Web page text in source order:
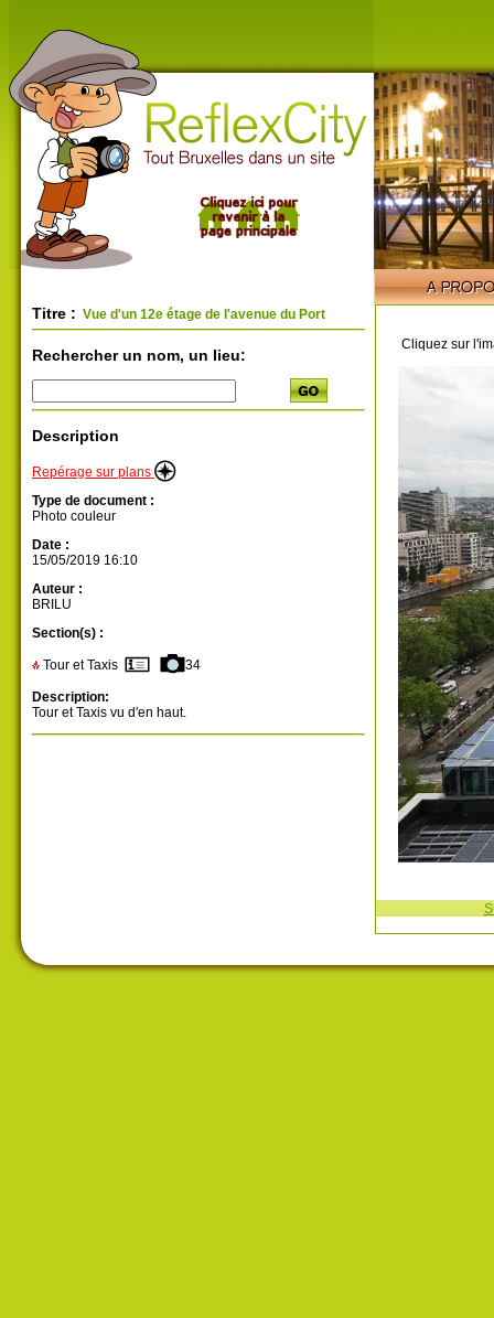
Titre : Vue d'un 12e étage de l'avenue du Port
Rechercher un nom, un lieu:
Description
Repérage sur plans
Type de document :
Photo couleur
Date :
15/05/2019 16:10
Auteur :
BRILU
Section(s) :
Tour et Taxis 34
Description:
Tour et Taxis vu d'en haut.
Cliquez sur